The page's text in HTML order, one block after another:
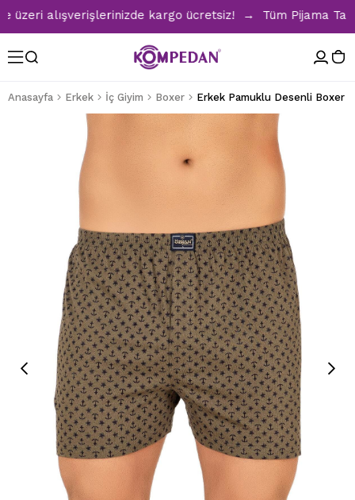
alışverişlerinizde kargo ücretsiz! → Tüm Pijama
Anasayfa Erkek İç Giyim Boxer Erkek Pamuklu Desenli Boxer |